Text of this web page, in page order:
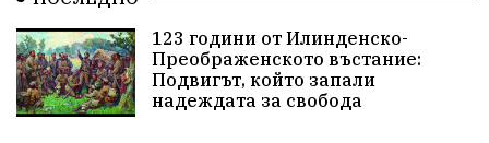
123 години от Илинденско-
Преображенското въстание:
Подвигът, който запали
надеждата за свобода